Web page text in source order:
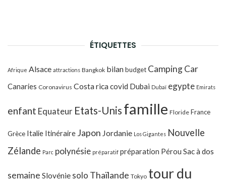
ÉTIQUETTES
Afrique Alsace attractions Bangkok bilanbudget Camping Car
Canaries Coronavirus Costa ricacovid Dubai Dubaï egypte Emirats
enfant Equateur Etats-Unis famille Floride France
Grèce Italie Itinéraire Japon Jordanie Los Gigantes Nouvelle
Zélande Parc polynésie préparatif préparation Pérou Sac à dos
semaine Slovénie solo Thaïlande Tokyo tour du